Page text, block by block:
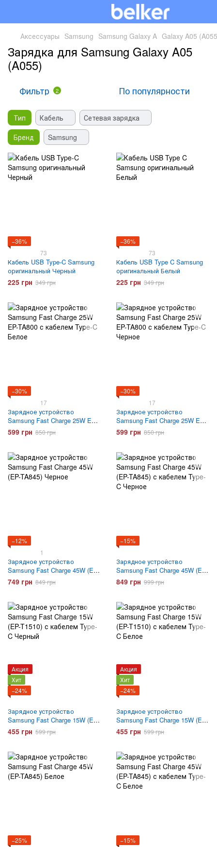
Аксессуары Samsung Samsung Galaxy A Galaxy A05
Зарядка для Samsung Galaxy A05
(A055)
Фильтр 2 По популярности
Тип Кабель
Сетевая зарядка
Бренд
Samsung
−36%
73
Кабель USB Type-C Samsung
оригинальный Черный
225 грн 349 грн
−36%
73
Кабель USB Type C Samsung
оригинальный Белый
225 грн 349 грн
−30%
17
Зарядное устройство
Samsung Fast Charge 25W EP-
TA800 с кабелем Type-C Белое
599 грн 850 грн
−30%
17
Зарядное устройство
Samsung Fast Charge 25W EP-
TA800 с кабелем Type-C
Черное
599 грн 850 грн
−12%
1
Зарядное устройство
Samsung Fast Charge 45W (EP-
TA845) Черное
749 грн 849 грн
−15%
Зарядное устройство
Samsung Fast Charge 45W (EP-
TA845) с кабелем Type-C
Черное
849 грн 999 грн
Акция
Хит
−24%
Зарядное устройство
Samsung Fast Charge 15W (EP-
T1510) с кабелем Type-C
Черный
455 грн 599 грн
Акция
Хит
−24%
Зарядное устройство
Samsung Fast Charge 15W (EP-
T1510) с кабелем Type-C
Белое
455 грн 599 грн
−25%
−15%